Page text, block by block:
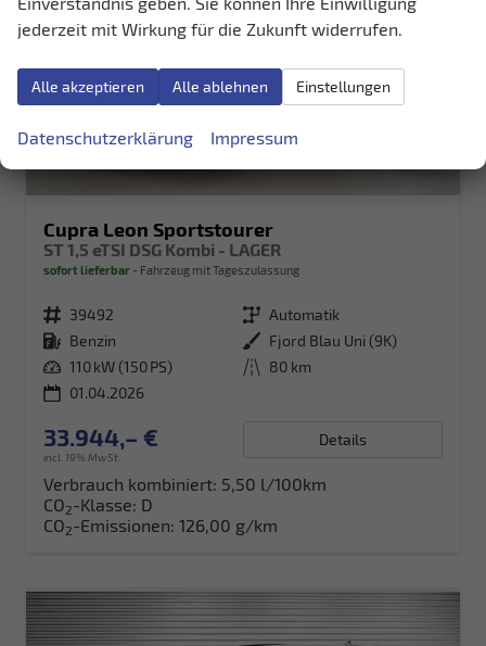
Cupra Leon Sportstourer
ST 1,5 eTSI DSG Kombi - LAGER
sofort lieferbar Fahrzeug mit Tageszulassung
Fahrzeugnr. 39492 Getriebe Automatik
Kraftstoff Benzin Außenfarbe Fjord Blau Uni (9K)
Leistung 110 kW (150 PS) Kilometerstand 80 km
01.04.2026
33.944,– €
incl. 19% MwSt.
Details
Verbrauch kombiniert: 5,50 l/100km
CO2-Klasse: D
CO2-Emissionen: 126,00 g/km
jederzeit mit Wirkung für die Zukunft widerrufen.
Alle akzeptieren Alle ablehnen Einstellungen
Datenschutzerklärung Impressum